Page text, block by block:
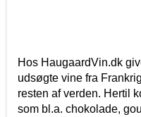
Hos HaugaardVin.dk
udsøgte vine fra
resten af verden. Hertil
som bl.a. chokolade,